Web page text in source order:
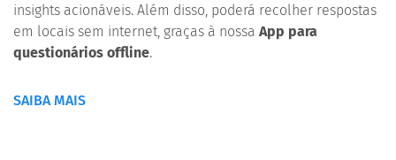
insights acionáveis. Além disso, poderá recolher respostas
em locais sem internet, graças à nossa App para
questionários offline.
SAIBA MAIS